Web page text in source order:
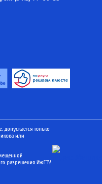
только
или
разрешения ИжГТУ